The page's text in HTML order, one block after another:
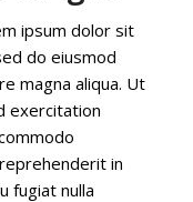
ipsum dolor sit
do eiusmod
magna aliqua. Ut
exercitation
in
fugiat nulla